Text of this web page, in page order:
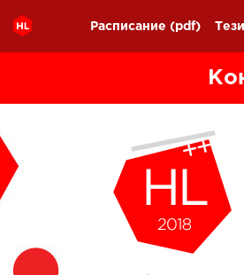
Расписание (pdf)